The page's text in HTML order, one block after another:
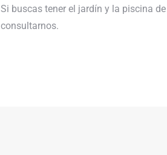
Si buscas tener el jardín y la piscina
consultarnos.